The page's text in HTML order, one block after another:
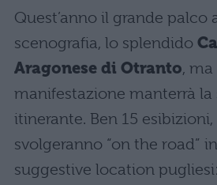
Quest’anno il grande palco
scenografia, lo splendido
Aragonese di Otranto, ma
manifestazione manterrà
itinerante. Ben 15
svolgeranno “on the road”
suggestive location pugliesi: